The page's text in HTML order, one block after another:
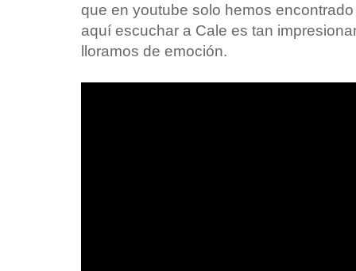
que en youtube solo hemos
aquí escuchar a Cale es tan
lloramos de emoción.